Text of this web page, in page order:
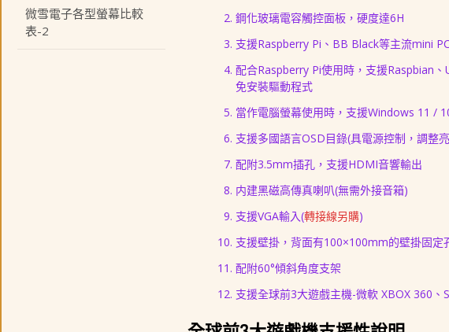
微雪電子各型螢幕比較
表-2
鋼化玻璃電容觸控面板，硬度達6H
支援Raspberry Pi、BB Black等主流mini PC
配合Raspberry Pi使用時，支援Raspbian
免安裝驅動程式
當作電腦螢幕使用時，支援Windows 11 /
支援多國語言OSD目錄(具電源控制，調整
配附3.5mm插孔，支援HDMI音響輸出
内建黑磁高傳真喇叭(無需外接音箱)
支援VGA輸入(轉接線另購)
支援壁掛，背面有100×100mm的壁掛固定
配附60°傾斜角度支架
支援全球前3大遊戲主機-微軟 XBOX 360